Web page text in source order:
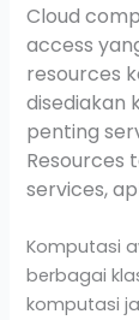
Cloud
access
resources
disediakan
penting
Resources
services,
Komputasi
berbagai
komputasi